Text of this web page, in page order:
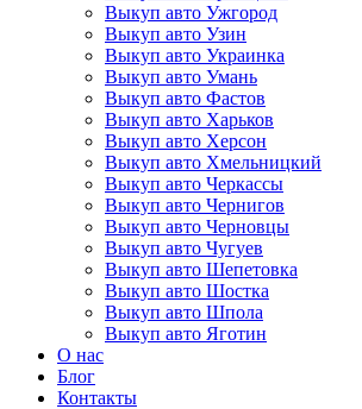
Выкуп авто Ужгород
Выкуп авто Узин
Выкуп авто Украинка
Выкуп авто Умань
Выкуп авто Фастов
Выкуп авто Харьков
Выкуп авто Херсон
Выкуп авто Хмельницкий
Выкуп авто Черкассы
Выкуп авто Чернигов
Выкуп авто Черновцы
Выкуп авто Чугуев
Выкуп авто Шепетовка
Выкуп авто Шостка
Выкуп авто Шпола
Выкуп авто Яготин
О нас
Блог
Контакты